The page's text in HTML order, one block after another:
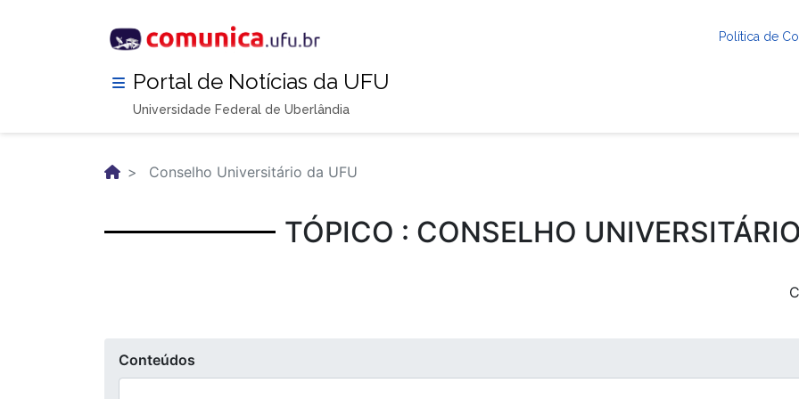
Política de
Portal de Notícias da UFU
Universidade Federal de Uberlândia
Conselho Universitário da UFU
TÓPICO : CONSELHO
Conteúdos